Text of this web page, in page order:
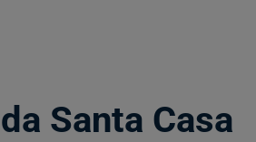
Santa Casa